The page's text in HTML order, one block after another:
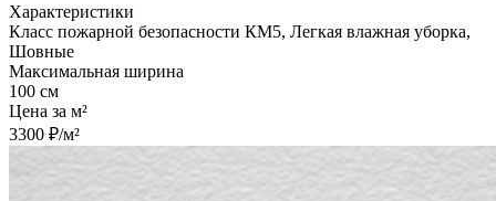
Характеристики
Класс пожарной безопасности КМ5, Легкая влажная уборка,
Шовные
Максимальная ширина
100 см
Цена за м²
3300 ₽/м²